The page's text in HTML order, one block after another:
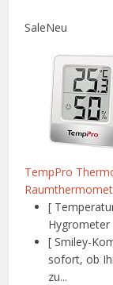
SaleNeu
TempPro
[
Hygrometer
[ Smiley-
sofort, ob
zu...